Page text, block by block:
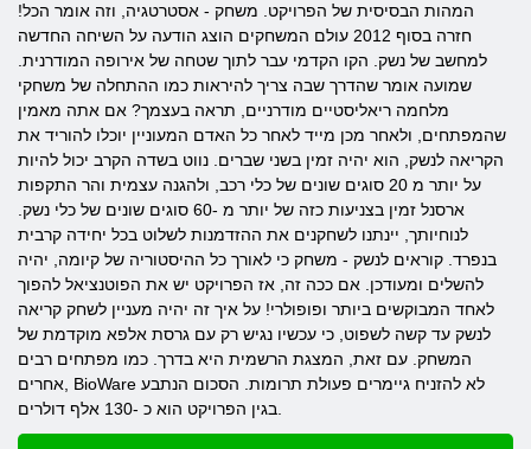
המהות הבסיסית של הפרויקט. משחק - אסטרטגיה, וזה אומר הכל!
חזרה בסוף 2012 עולם המשחקים הוצג הודעה על השיחה החדשה
למחשב של נשק. הקו הקדמי עבר לתוך שטחה של אירופה המודרנית.
שמועה אומר שהדרך שבה צריך להיראות כמו ההתחלה של משחקי
מלחמה ריאליסטיים מודרניים, תראה בעצמך? אם אתה מאמין
שהמפתחים, ולאחר מכן מייד לאחר כל האדם המעוניין יוכלו להוריד את
הקריאה לנשק, הוא יהיה זמין בשני שברים. נווט בשדה הקרב יכול להיות
על יותר מ 20 סוגים שונים של כלי רכב, ולהגנה עצמית והר התקפות
ארסנל זמין בצניעות כזה של יותר מ -60 סוגים שונים של כלי נשק.
לנוחיותך, יינתנו לשחקנים את ההזדמנות לשלוט בכל יחידה קרבית
בנפרד. קוראים לנשק - משחק כי לאורך כל ההיסטוריה של קיומה, יהיה
להשלים ומעודכן. אם ככה זה, אז הפרויקט יש את הפוטנציאל להפוך
לאחד המבוקשים ביותר ופופולרי! על איך זה יהיה מעניין לשחק קריאה
לנשק עד קשה לשפוט, כי עכשיו נגיש רק עם גרסת אלפא מוקדמת של
המשחק. עם זאת, המצגת הרשמית היא בדרך. כמו מפתחים רבים
אחרים, BioWare לא להזניח גיימרים פעולת תרומות. הסכום הנתבע